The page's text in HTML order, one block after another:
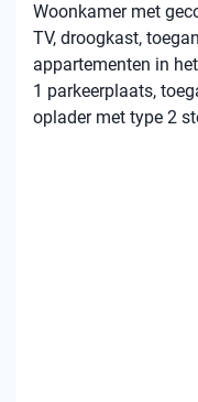
Woonkamer met
TV, droogkast,
appartementen in
1 parkeerplaats,
oplader met type 2